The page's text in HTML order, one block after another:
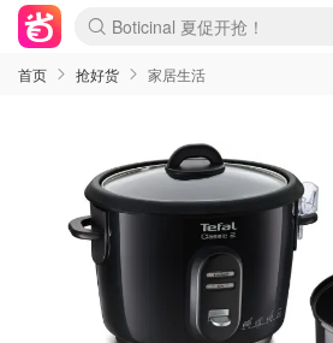
Boticinal 夏促开抢！
4折！lulu周四疯狂上新
还没结束！&OtherStories大促
Joybuy变相75折 随时失效
速领！Stanley独家85折
疑似霸哥！Camper额外叠85折
Zalando 奥莱闪促！每日更新
Moncler反季囤！5折起+叠9折
Coach Brooklyn仅€192
首页 抢好货 家居生活